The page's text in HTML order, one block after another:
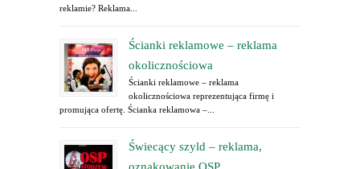
reklamie? Reklama...
Ścianki reklamowe – reklama
okolicznościowa
Ścianki reklamowe – reklama
okolicznościowa reprezentująca firmę i
promująca ofertę. Ścianka reklamowa –...
Świecący szyld – reklama,